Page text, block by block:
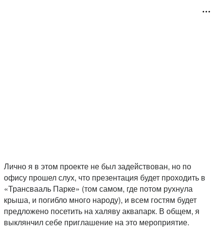
Лично я в этом проекте не был задействован, но по
офису прошел слух, что презентация будет проходить в
«Трансвааль Парке» (том самом, где потом рухнула
крыша, и погибло много народу), и всем гостям будет
предложено посетить на халяву аквапарк. В общем, я
выклянчил себе приглашение на это мероприятие.